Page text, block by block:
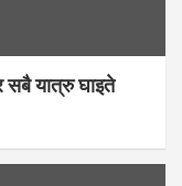
सबै यात्रु घाइते